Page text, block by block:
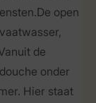
open
de
onder
Hier staat